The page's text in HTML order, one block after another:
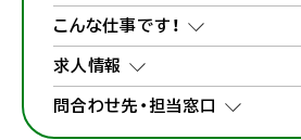
こんな仕事です！
求人情報
問合わせ先・担当窓口